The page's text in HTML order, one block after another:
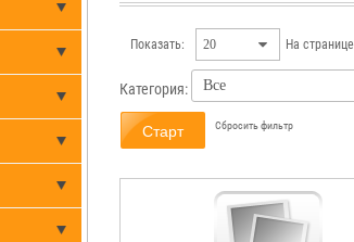
Показать: На странице
Категория:
Сбросить фильтр